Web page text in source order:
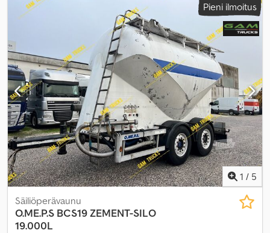
Pieni ilmoitus
1 / 5
Säiliöperävaunu
O.ME.P.S BCS19 ZEMENT-SILO
19.000L